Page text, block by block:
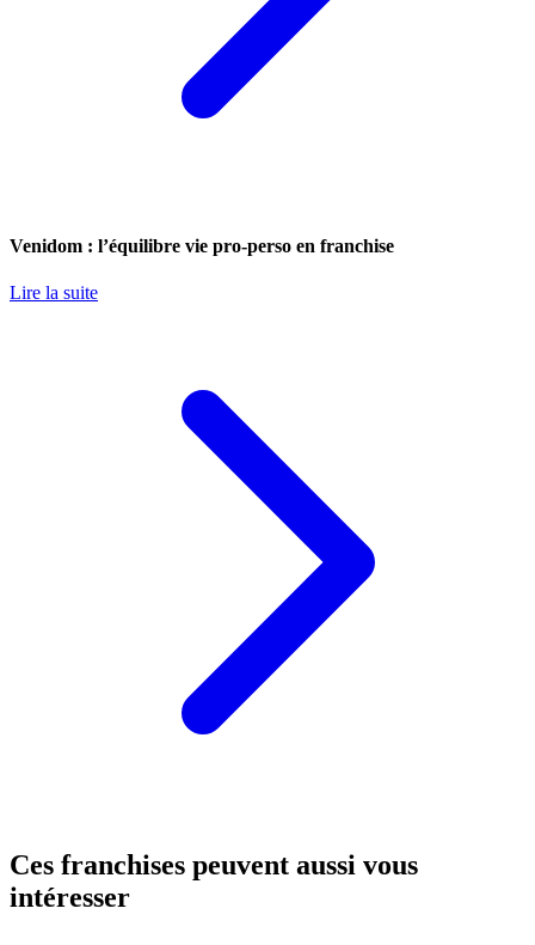
Venidom : l’équilibre vie pro-perso en franchise
Lire la suite
Ces franchises peuvent aussi vous
intéresser